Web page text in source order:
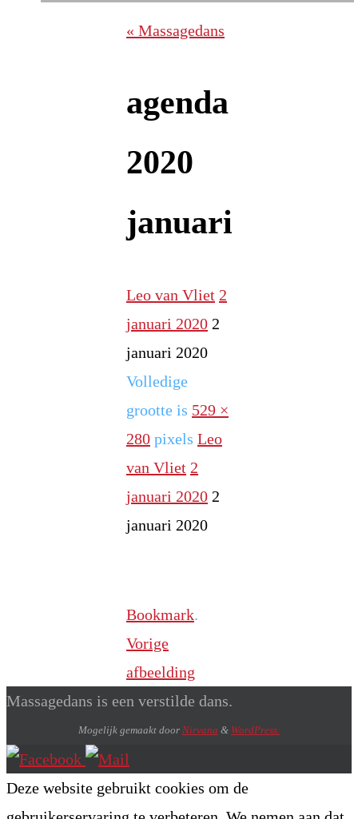
« Massagedans
agenda
2020
januari
Leo van Vliet 2
januari 2020 2
januari 2020
Volledige
grootte is 529 ×
280 pixels Leo
van Vliet 2
januari 2020 2
januari 2020
Bookmark.
Vorige
afbeelding
Massagedans is een verstilde dans.
Mogelijk gemaakt door Nirvana & WordPress.
Deze website gebruikt cookies om de